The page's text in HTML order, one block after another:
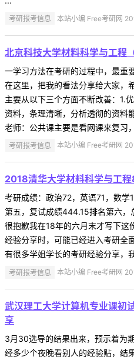
考研报考信息 本站小编 Free考研网
北京科技大学材料科学与工程
一学习方法在考研的过程中，最重
在这里，把我的看法分享给大家，
主要从以下三个方面不断改善：1.
资料，条理清晰，分析透彻的资料
老师：公共课主要是看网课来复习
考研报考信息 本站小编 Free考研网
2018清华大学材料科学与工
考研成绩：政治72，英语71，数
第五，复试成绩444.15排名第六，
很抱歉我在18年的六月末才写下这
经验分享时，可能已经进入考研全
有很多学姐学长的考研经验分享，
考研报考信息 本站小编 Free考研网
武汉理工大学计算机专业课初
享
3月30选导的结果出来，预示着为
经多少个夜晚看别人的经验贴，结